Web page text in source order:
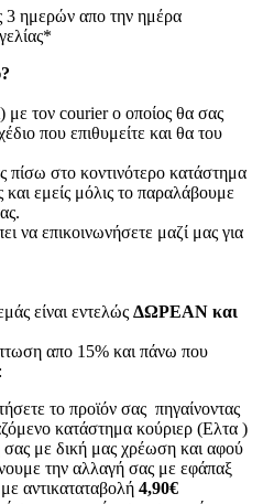
3 ημερών απο την ημέρα
με τον courier o οποίος θα σας
που επιθυμείτε και θα του
πίσω στο κοντινότερο κατάστημα
εμείς μόλις το παραλάβουμε
να επικοινωνήσετε μαζί μας για
είναι εντελώς ΔΩΡΕΑΝ και
απο 15% και πάνω που
το προϊόν σας πηγαίνοντας
κατάστημα κούριερ (Ελτα )
σας με δική μας χρέωση και αφού
την αλλαγή σας με εφάπαξ
αντικαταταβολή 4,90€